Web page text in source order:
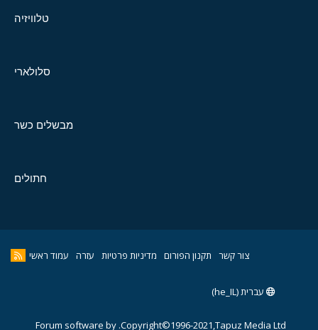
טלוויזיה
סלולארי
מבשלים כשר
חתולים
צור קשר תקנון הפורום מדיניות פרטיות עזרה עמוד ראשי
עברית (he_IL)
Copyright©1996-2021,Tapuz Media Ltd.
Forum software by